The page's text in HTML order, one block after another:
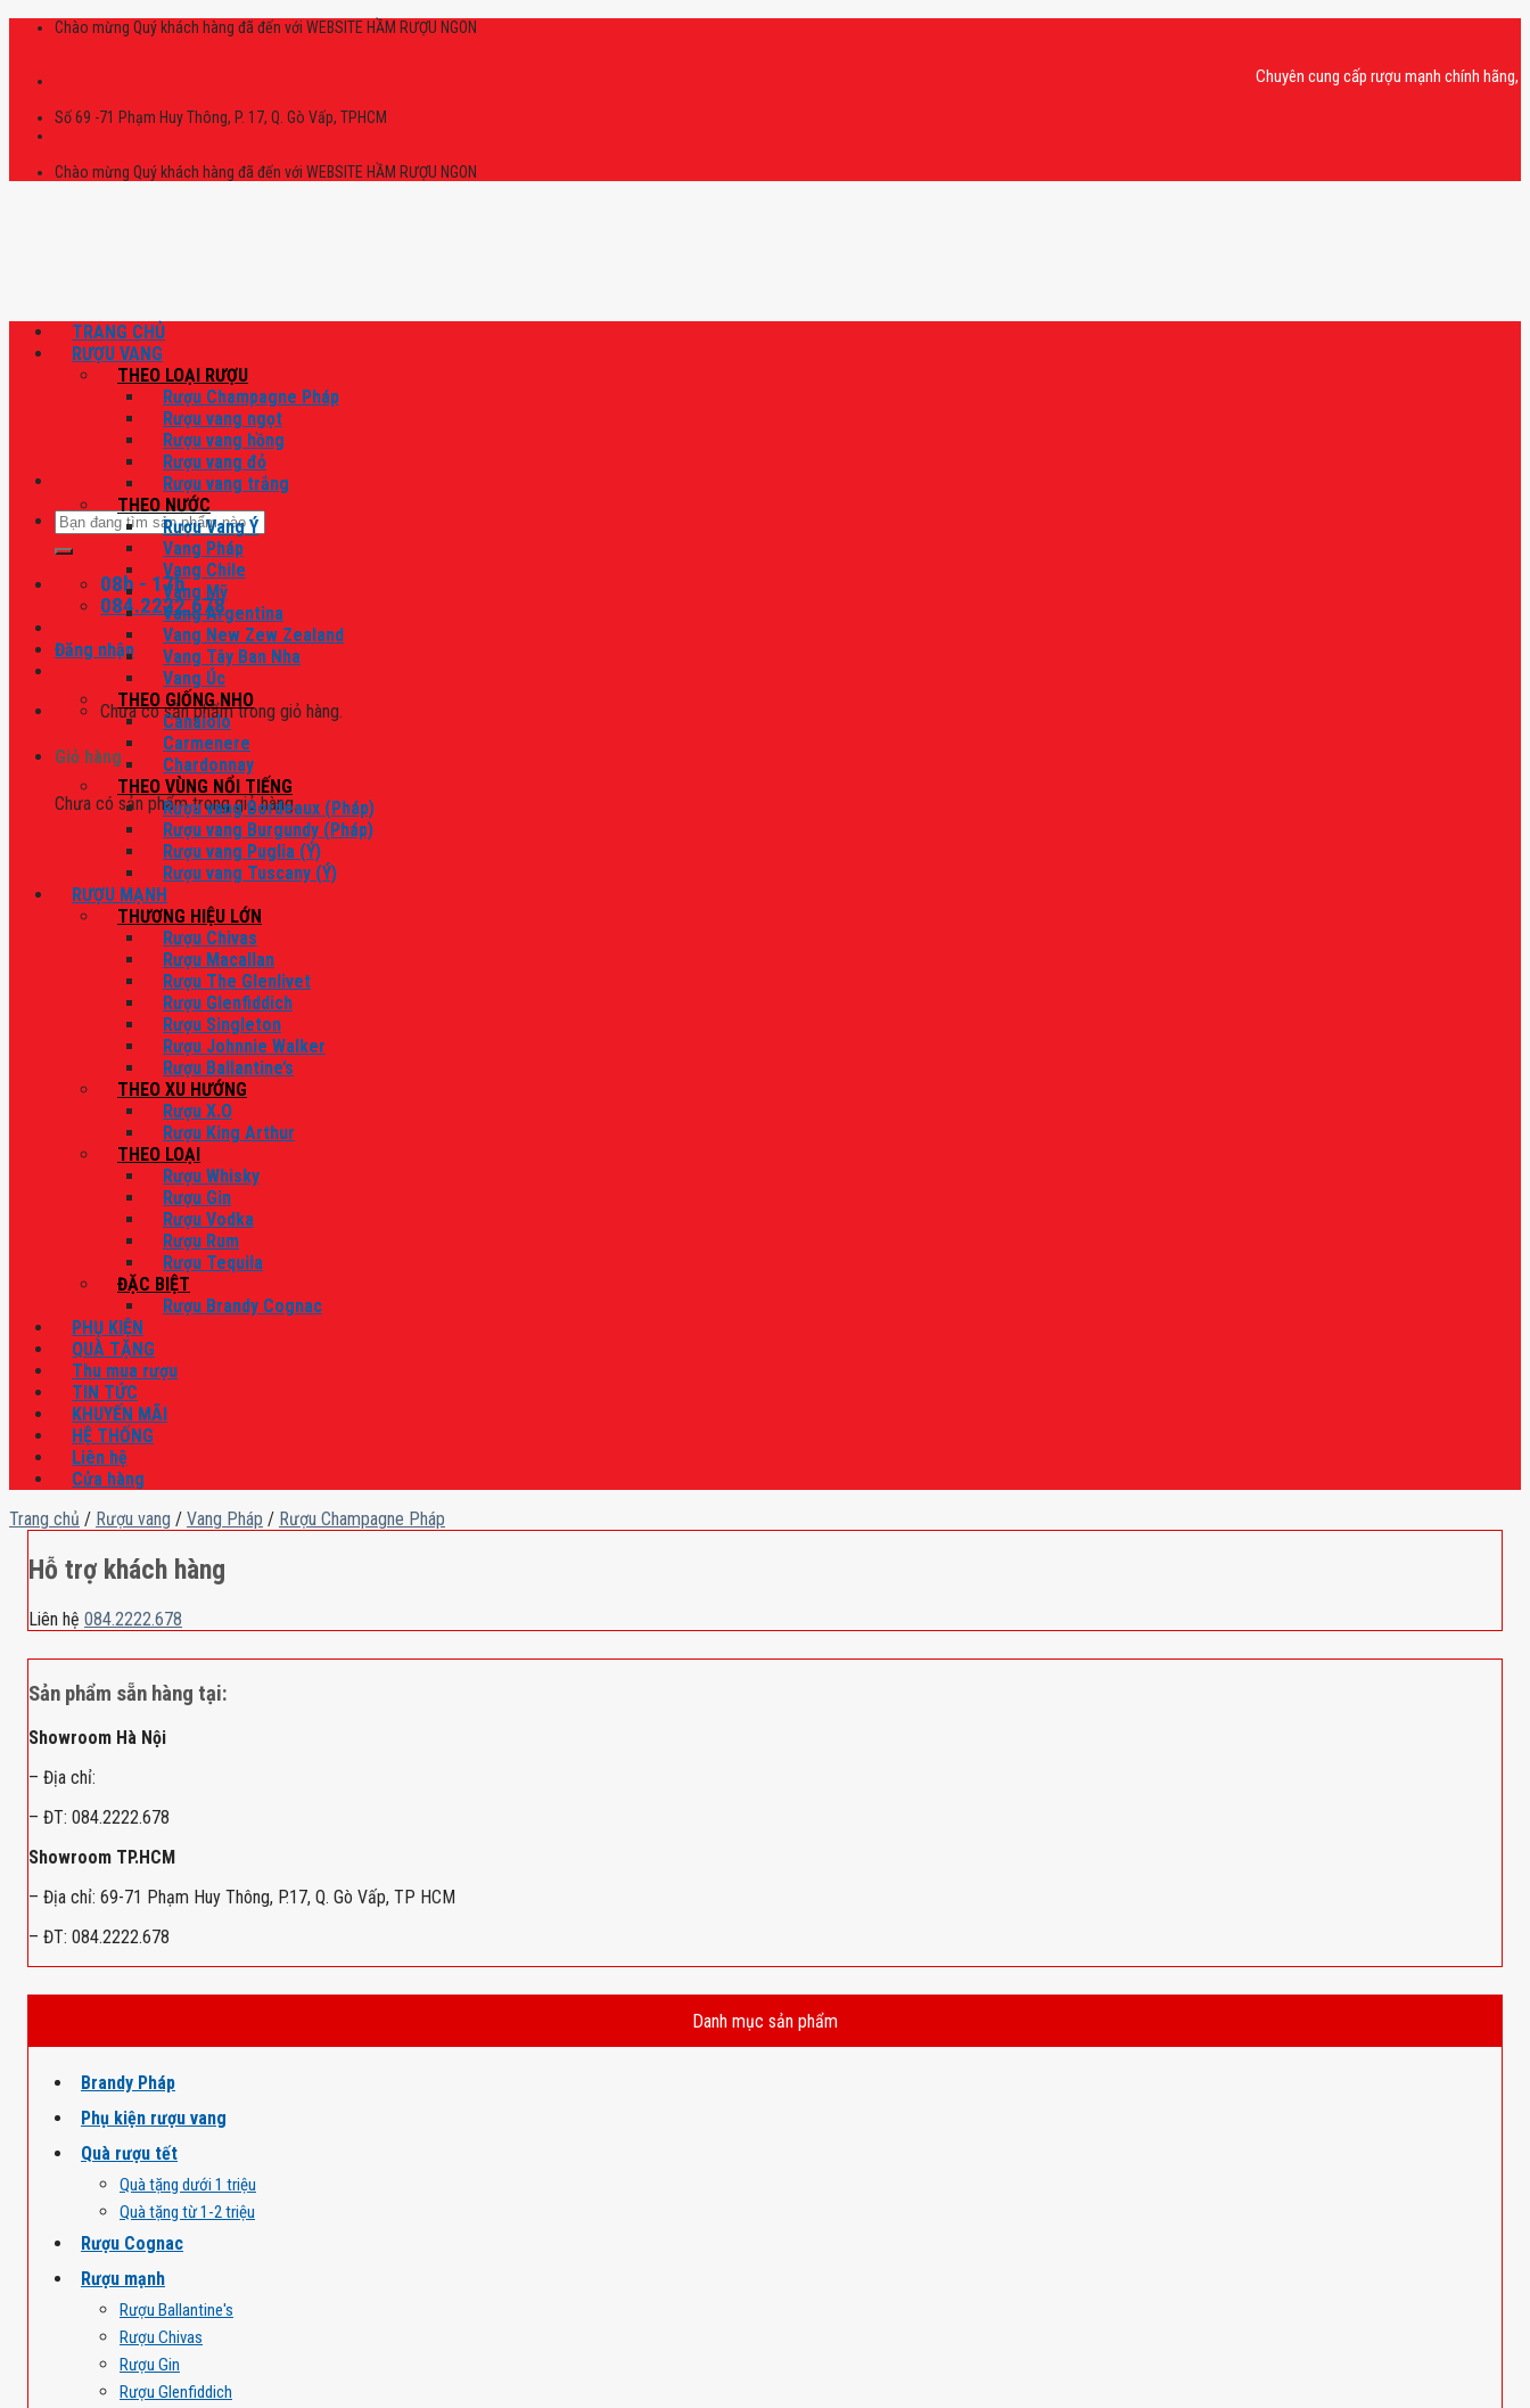
Skip
Chào mừng Quý khách hàng đã đến với WEBSITE HẦM RƯỢU NGON
Chuyên cung cấp rượu mạnh chính hãng, rượu
Số 69 -71 Phạm Huy Thông, P. 17, Q. Gò Vấp, TPHCM
Chào mừng Quý khách hàng đã đến với WEBSITE HẦM RƯỢU NGON
Tìm
kiếm:
08h - 17h
084.2222.678
Đăng nhập
Chưa có sản phẩm trong giỏ hàng.
Giỏ hàng
Chưa có sản phẩm trong giỏ hàng.
TRANG CHỦ
RƯỢU VANG
THEO LOẠI RƯỢU
Rượu Champagne Pháp
Rượu vang ngọt
Rượu vang hồng
Rượu vang đỏ
Rượu vang trắng
THEO NƯỚC
Rượu Vang Ý
Vang Pháp
Vang Chile
Vang Mỹ
Vang Argentina
Vang New Zew Zealand
Vang Tây Ban Nha
Vang Úc
THEO GIỐNG NHO
Canaiolo
Carmenere
Chardonnay
THEO VÙNG NỔI TIẾNG
Rượu vang Bordeaux (Pháp)
Rượu vang Burgundy (Pháp)
Rượu vang Puglia (Ý)
Rượu vang Tuscany (Ý)
RƯỢU MẠNH
THƯƠNG HIỆU LỚN
Rượu Chivas
Rượu Macallan
Rượu The Glenlivet
Rượu Glenfiddich
Rượu Singleton
Rượu Johnnie Walker
Rượu Ballantine’s
THEO XU HƯỚNG
Rượu X.O
Rượu King Arthur
THEO LOẠI
Rượu Whisky
Rượu Gin
Rượu Vodka
Rượu Rum
Rượu Tequila
ĐẶC BIỆT
Rượu Brandy Cognac
PHỤ KIỆN
QUÀ TẶNG
Thu mua rượu
TIN TỨC
KHUYẾN MÃI
HỆ THỐNG
Liên hệ
Cửa hàng
Trang chủ / Rượu vang / Vang Pháp / Rượu Champagne Pháp
Hỗ trợ khách hàng
Liên hệ 084.2222.678
Sản phẩm sẵn hàng tại:
Showroom Hà Nội
– Địa chỉ:
– ĐT: 084.2222.678
Showroom TP.HCM
– Địa chỉ: 69-71 Phạm Huy Thông, P.17, Q. Gò Vấp, TP HCM
– ĐT: 084.2222.678
Danh mục sản phẩm
Brandy Pháp
Phụ kiện rượu vang
Quà rượu tết
Quà tặng dưới 1 triệu
Quà tặng từ 1-2 triệu
Rượu Cognac
Rượu mạnh
Rượu Ballantine's
Rượu Chivas
Rượu Gin
Rượu Glenfiddich